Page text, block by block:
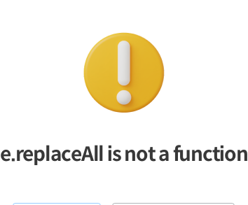
e.replaceAll is not a function